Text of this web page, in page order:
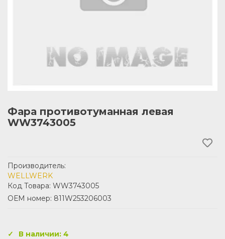
Фара противотуманная левая
WW3743005
Производитель:
WELLWERK
Код Товара: WW3743005
ОЕМ номер: 811W253206003
В наличии: 4